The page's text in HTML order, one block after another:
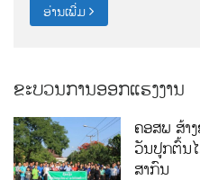
ອ່ານເພີ່ມ
ຂະບວນການອອກແຮງງານ
ຄອສພ ສ້າ
ວັນປູກຕົ້ນ
ສາກົນ